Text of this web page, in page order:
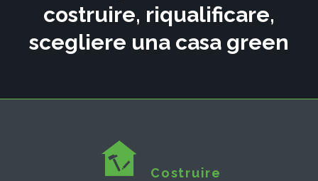
costruire, riqualificare,
scegliere una casa green
Costruire